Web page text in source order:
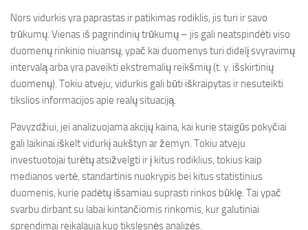
Nors vidurkis yra paprastas ir patikimas rodiklis, jis turi ir savo
trūkumų. Vienas iš pagrindinių trūkumų – jis gali neatspindėti viso
duomenų rinkinio niuansų, ypač kai duomenys turi didelį svyravimų
intervalą arba yra paveikti ekstremalių reikšmių (t. y. išskirtinių
duomenų). Tokiu atveju, vidurkis gali būti iškraipytas ir nesuteikti
tikslios informacijos apie realų situaciją.
Pavyzdžiui, jei analizuojama akcijų kaina, kai kurie staigūs pokyčiai
gali laikinai iškelt vidurkį aukštyn ar žemyn. Tokiu atveju
investuotojai turėtų atsižvelgti ir į kitus rodiklius, tokius kaip
medianos vertė, standartinis nuokrypis bei kitus statistinius
duomenis, kurie padėtų išsamiau suprasti rinkos būklę. Tai ypač
svarbu dirbant su labai kintančiomis rinkomis, kur galutiniai
sprendimai reikalauja kuo tikslesnės analizės.